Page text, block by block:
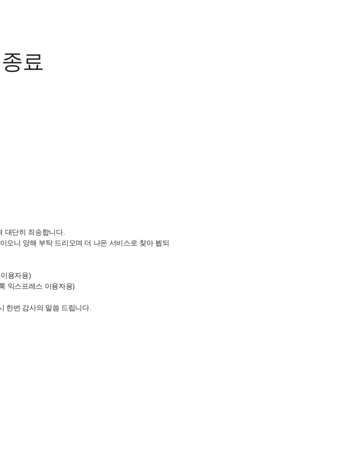
료
대단히 죄송합니다.
오니 양해 부탁 드리오며 더 나은 서비스로 찾아 뵙되
용자용)
익스프레스 이용자용)
한번 감사의 말씀 드립니다.